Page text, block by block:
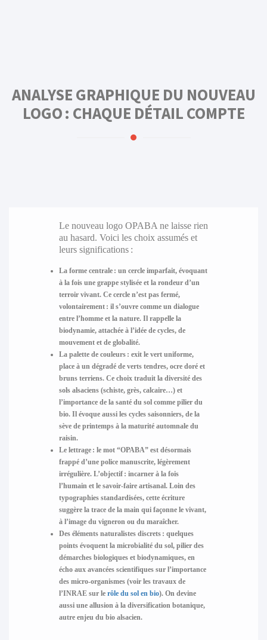
ANALYSE GRAPHIQUE DU NOUVEAU
LOGO : CHAQUE DÉTAIL COMPTE
Le nouveau logo OPABA ne laisse rien
au hasard. Voici les choix assumés et
leurs significations :
La forme centrale : un cercle imparfait, évoquant
à la fois une grappe stylisée et la rondeur d’un
terroir vivant. Ce cercle n’est pas fermé,
volontairement : il s’ouvre comme un dialogue
entre l’homme et la nature. Il rappelle la
biodynamie, attachée à l’idée de cycles, de
mouvement et de globalité.
La palette de couleurs : exit le vert uniforme,
place à un dégradé de verts tendres, ocre doré et
bruns terriens. Ce choix traduit la diversité des
sols alsaciens (schiste, grès, calcaire…) et
l’importance de la santé du sol comme pilier du
bio. Il évoque aussi les cycles saisonniers, de la
sève de printemps à la maturité automnale du
raisin.
Le lettrage : le mot “OPABA” est désormais
frappé d’une police manuscrite, légèrement
irrégulière. L’objectif : incarner à la fois
l’humain et le savoir-faire artisanal. Loin des
typographies standardisées, cette écriture
suggère la trace de la main qui façonne le vivant,
à l’image du vigneron ou du maraîcher.
Des éléments naturalistes discrets : quelques
points évoquent la microbialité du sol, pilier des
démarches biologiques et biodynamiques, en
écho aux avancées scientifiques sur l’importance
des micro-organismes (voir les travaux de
l’INRAE sur le rôle du sol en bio). On devine
aussi une allusion à la diversification botanique,
autre enjeu du bio alsacien.